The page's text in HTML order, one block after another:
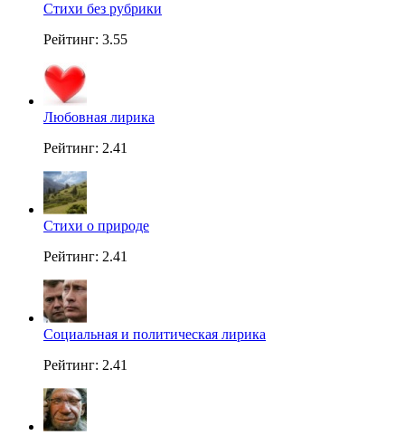
Стихи без рубрики
Рейтинг: 3.55
Любовная лирика
Рейтинг: 2.41
Стихи о природе
Рейтинг: 2.41
Социальная и политическая лирика
Рейтинг: 2.41